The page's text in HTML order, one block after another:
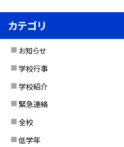
カテゴリ
お知らせ
学校行事
学校紹介
緊急連絡
全校
低学年